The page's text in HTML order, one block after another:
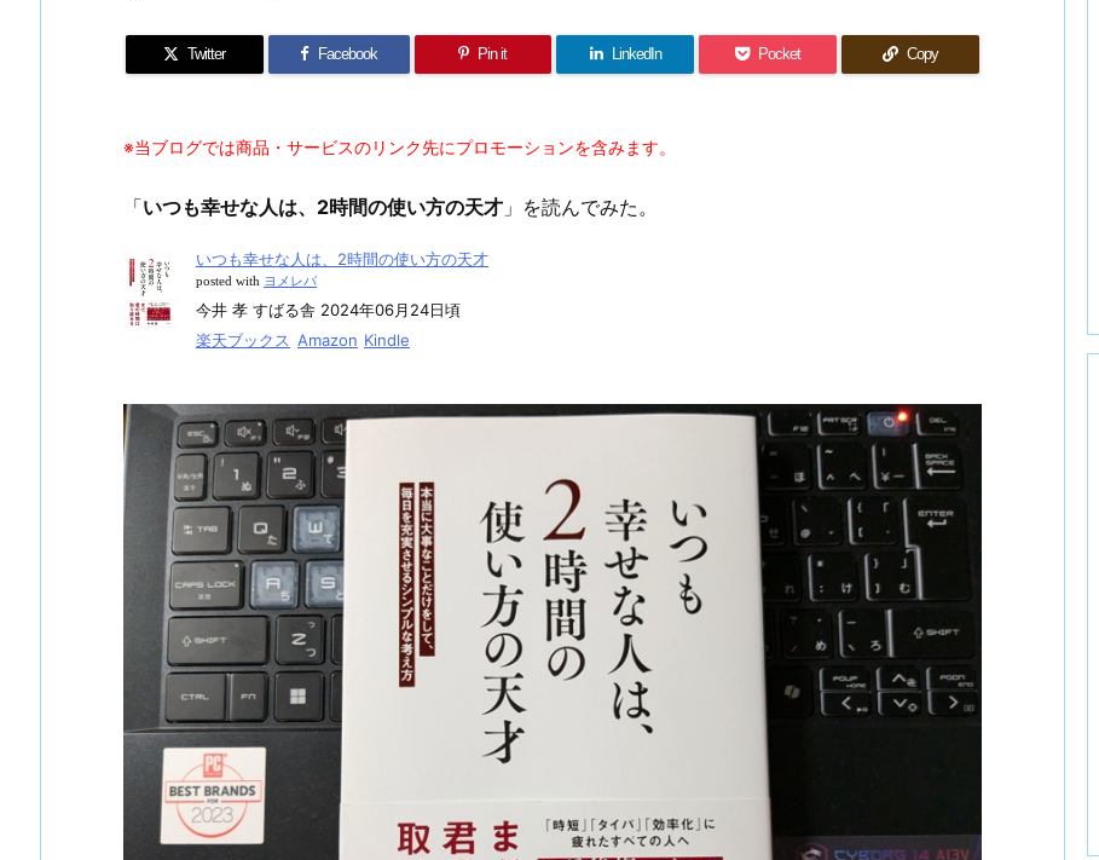
Twitter Facebook Pin it LinkedIn Pocket Copy
※当ブログでは商品・サービスのリンク先にプロモーションを含みます。
「いつも幸せな人は、2時間の使い方の天才 」を読んでみた。
いつも幸せな人は、2時間の使い方の天才
posted with ヨメレバ
今井 孝 すばる舎 2024年06月24日頃
楽天ブックス Amazon Kindle